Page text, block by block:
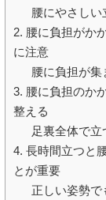
腰にやさし
2. 腰に負担がか
に注意
腰に負担が集
3. 腰に負担のか
整える
足裏全体で立
4. 長時間立つと
とが重要
正しい姿勢で